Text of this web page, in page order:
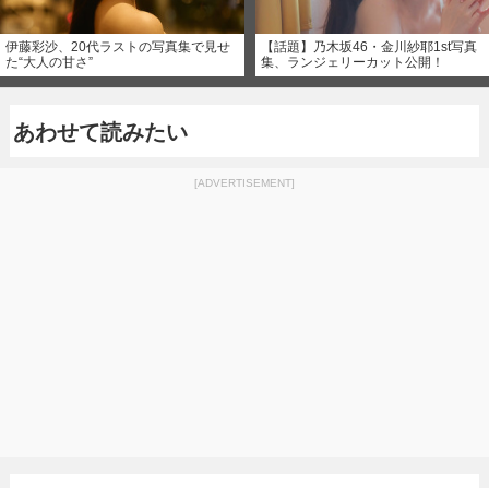
伊藤彩沙、20代ラストの写真集で見せ
た“大人の甘さ”
【話題】乃木坂46・金川紗耶1st写真
集、ランジェリーカット公開！
あわせて読みたい
[ADVERTISEMENT]